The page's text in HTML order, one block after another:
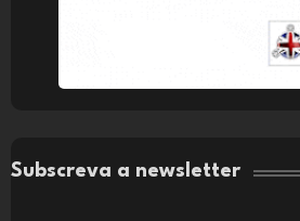
Subscreva a newsletter